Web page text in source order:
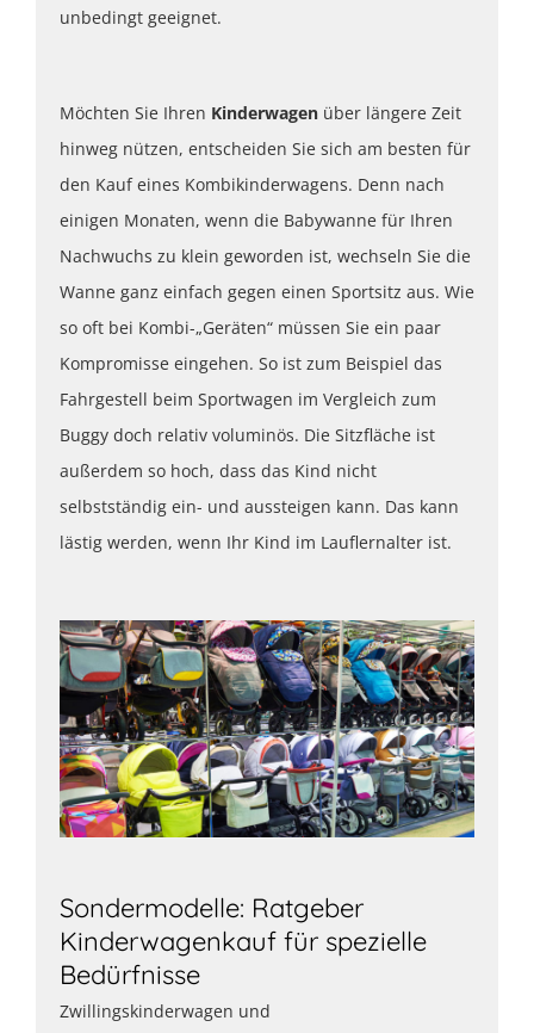
unbedingt geeignet.
Möchten Sie Ihren Kinderwagen über längere Zeit
hinweg nützen, entscheiden Sie sich am besten für
den Kauf eines Kombikinderwagens. Denn nach
einigen Monaten, wenn die Babywanne für Ihren
Nachwuchs zu klein geworden ist, wechseln Sie die
Wanne ganz einfach gegen einen Sportsitz aus. Wie
so oft bei Kombi-„Geräten“ müssen Sie ein paar
Kompromisse eingehen. So ist zum Beispiel das
Fahrgestell beim Sportwagen im Vergleich zum
Buggy doch relativ voluminös. Die Sitzfläche ist
außerdem so hoch, dass das Kind nicht
selbstständig ein- und aussteigen kann. Das kann
lästig werden, wenn Ihr Kind im Lauflernalter ist.
Sondermodelle: Ratgeber
Kinderwagenkauf für spezielle
Bedürfnisse
Zwillingskinderwagen und